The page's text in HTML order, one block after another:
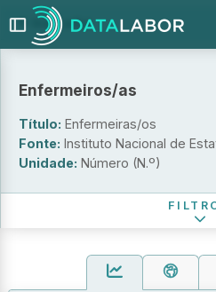
Enfermeiros/as
Título: Enfermeiras/os
Fonte: Instituto Nacional de
Unidade: Número (N.º)
Indicador
Local de trabalho (NUTS -